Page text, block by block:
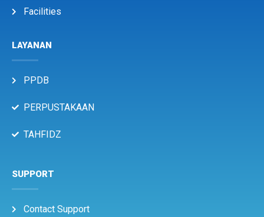
Facilities
LAYANAN
PPDB
PERPUSTAKAAN
TAHFIDZ
SUPPORT
Contact Support